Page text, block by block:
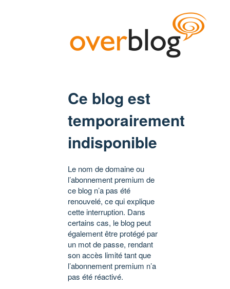
Ce blog est
temporairement
indisponible
Le nom de domaine ou
l’abonnement premium de
ce blog n’a pas été
renouvelé, ce qui explique
cette interruption. Dans
certains cas, le blog peut
également être protégé par
un mot de passe, rendant
son accès limité tant que
l’abonnement premium n’a
pas été réactivé.